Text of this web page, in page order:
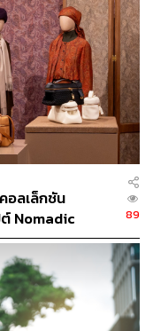
117
LIFE
อลเล็กชัน
Nomadic
89